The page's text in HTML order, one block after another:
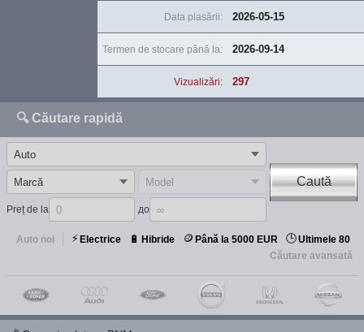
Data plasării: 2026-05-15
Termen de stocare până la: 2026-09-14
Vizualizări: 297
🔍 Căutare rapidă
Preț de la до
Caută
Auto noi ⚡ Electrice 🔋 Hibride 🪙 Până la 5000 EUR 🕒Ultimele 80
Căutare avansată